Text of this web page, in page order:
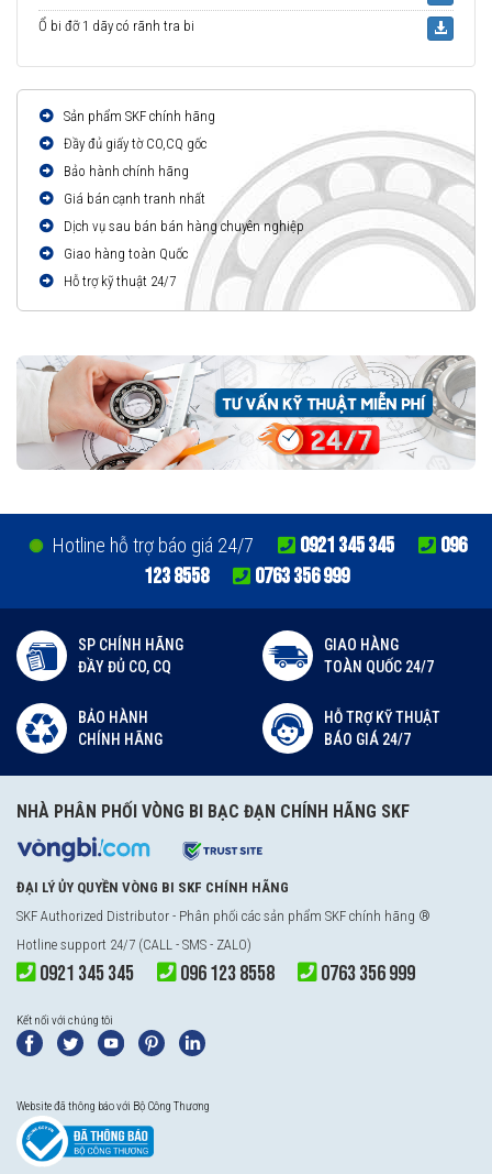
Ổ bi đỡ 1 dãy có rãnh tra bi
Sản phẩm SKF chính hãng
Đầy đủ giấy tờ CO,CQ gốc
Bảo hành chính hãng
Giá bán cạnh tranh nhất
Dịch vụ sau bán bán hàng chuyên nghiệp
Giao hàng toàn Quốc
Hỗ trợ kỹ thuật 24/7
Hotline hỗ trợ báo giá 24/7 0921 345 345
096
123 8558
0763 356 999
SP CHÍNH HÃNG
ĐẦY ĐỦ CO, CQ
GIAO HÀNG
TOÀN QUỐC 24/7
BẢO HÀNH
CHÍNH HÃNG
HỖ TRỢ KỸ THUẬT
BÁO GIÁ 24/7
NHÀ PHÂN PHỐI VÒNG BI BẠC ĐẠN CHÍNH HÃNG SKF
ĐẠI LÝ ỦY QUYỀN VÒNG BI SKF CHÍNH HÃNG
SKF Authorized Distributor - Phân phối các sản phẩm SKF chính hãng ®
Hotline support 24/7 (CALL - SMS - ZALO)
0921 345 345 096 123 8558 0763 356 999
Kết nối với chúng tôi
Website đã thông báo với Bộ Công Thương